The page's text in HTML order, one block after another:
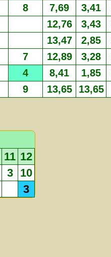
8 7,69 3,41
12,76 3,43
13,47 2,85
7 12,89 3,28
4 8,41 1,85
9 13,65 13,65
11 12
3
10
3